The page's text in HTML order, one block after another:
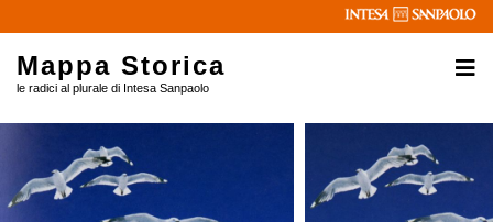
Mappa Storica
le radici al plurale di Intesa Sanpaolo